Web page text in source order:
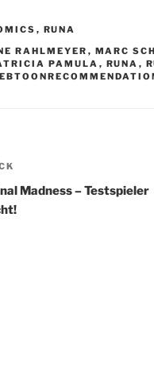
, RUNA
RAHLMEYER , MARC
PAMULA , RUNA ,
Madness – Testspieler